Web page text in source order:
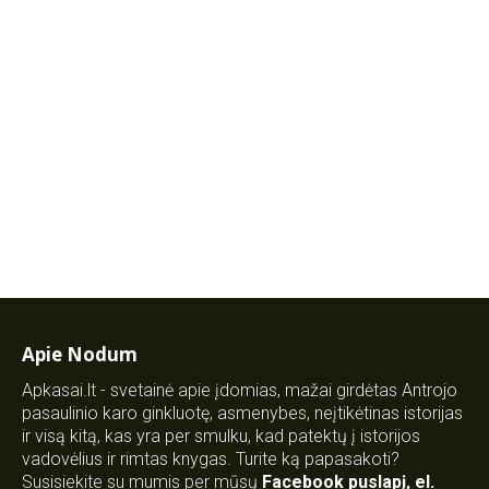
Apie Nodum
Apkasai.lt - svetainė apie įdomias, mažai girdėtas Antrojo
pasaulinio karo ginkluotę, asmenybes, neįtikėtinas istorijas
ir visą kitą, kas yra per smulku, kad patektų į istorijos
vadovėlius ir rimtas knygas. Turite ką papasakoti?
Susisiekite su mumis per mūsų Facebook puslapį, el.